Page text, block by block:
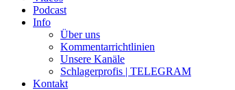
Podcast
Info
Über uns
Kommentarrichtlinien
Unsere Kanäle
Schlagerprofis | TELEGRAM
Kontakt